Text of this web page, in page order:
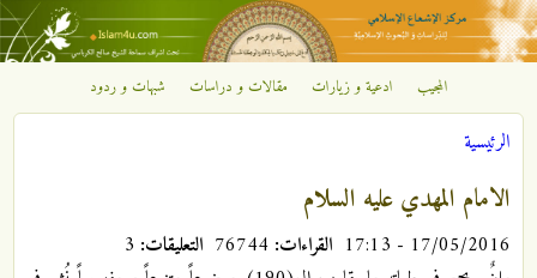
تجاوز إلى المحتوى الرئيسي
مركز
الإشعاع
الإسلامي
المجيب ادعية و زيارات مقالات و دراسات شبهات و ردود
أنت هنا
الرئيسية
الامام المهدي عليه السلام
17/05/2016 - 17:13 القراءات: التعليقات: